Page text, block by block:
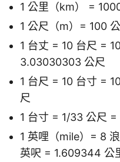
1 公里（km） =
1 公尺（m）= 100
1 台丈 = 10 台尺 =
3.03030303 公尺
1 台尺 = 10 台寸 =
尺
1 台寸 = 1/33 公尺
1 英哩（mile）= 8
英呎 = 1.609344 公